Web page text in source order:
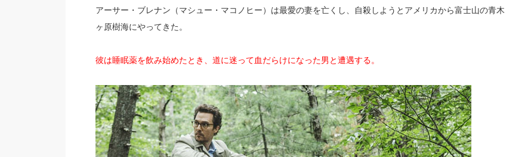
アーサー・ブレナン（マシュー・マコノヒー）は最愛の妻を亡くし、自殺しようとアメリカから富士山の青木
ヶ原樹海にやってきた。
彼は睡眠薬を飲み始めたとき、道に迷って血だらけになった男と遭遇する。